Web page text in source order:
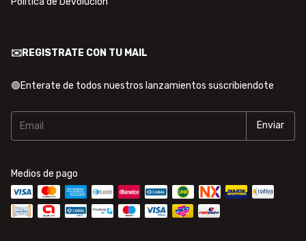
✉️REGISTRATE CON TU MAIL
🟢Enterate de todos nuestros lanzamientos suscribiendote
Medios de pago